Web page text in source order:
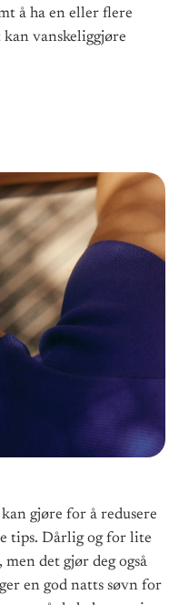
å ha en eller flere
vanskeliggjøre
gjøre for å redusere
tips. Dårlig og for lite
det gjør deg også
en god natts søvn for